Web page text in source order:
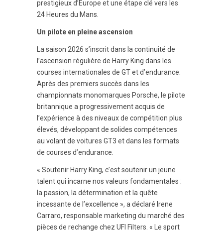
prestigieux d’Europe et une étape clé vers les
24 Heures du Mans.
Un pilote en pleine ascension
La saison 2026 s’inscrit dans la continuité de
l’ascension régulière de Harry King dans les
courses internationales de GT et d’endurance.
Après des premiers succès dans les
championnats monomarques Porsche, le pilote
britannique a progressivement acquis de
l’expérience à des niveaux de compétition plus
élevés, développant de solides compétences
au volant de voitures GT3 et dans les formats
de courses d’endurance.
« Soutenir Harry King, c’est soutenir un jeune
talent qui incarne nos valeurs fondamentales :
la passion, la détermination et la quête
incessante de l’excellence », a déclaré Irene
Carraro, responsable marketing du marché des
pièces de rechange chez UFI Filters. « Le sport